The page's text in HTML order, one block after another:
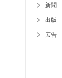
新聞
出版
広告